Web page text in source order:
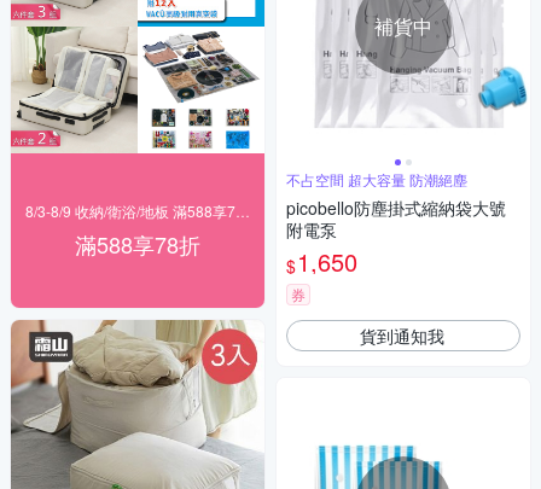
滿588享78折
補貨中
不占空間 超大容量 防潮絕塵
picobello防塵掛式縮納袋大號
附電泵
$1,650
券
貨到通知我